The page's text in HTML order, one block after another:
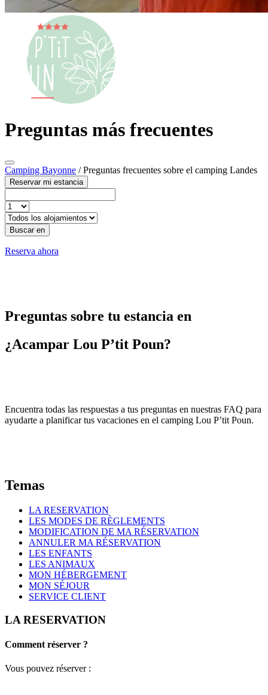
Preguntas más frecuentes
Camping Bayonne /Preguntas frecuentes sobre el camping Landes
Reservar mi estancia
Buscar en
Reserva ahora
Preguntas sobre tu estancia en
¿Acampar Lou P’tit Poun?
Encuentra todas las respuestas a tus preguntas en nuestras FAQ para
ayudarte a planificar tus vacaciones en el camping Lou P’tit Poun.
Temas
LA RESERVATION
LES MODES DE RÈGLEMENTS
MODIFICATION DE MA RÉSERVATION
ANNULER MA RÉSERVATION
LES ENFANTS
LES ANIMAUX
MON HÉBERGEMENT
MON SÉJOUR
SERVICE CLIENT
LA RESERVATION
Comment réserver ?
Vous pouvez réserver :